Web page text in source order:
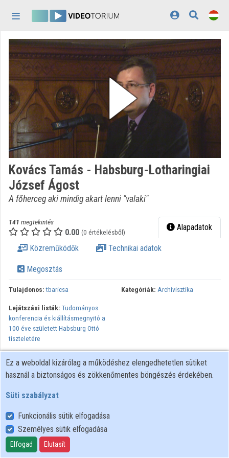
Kezdőlap
Bejelentkezés
Felfedezés
Kategóriák
Lejátszási listák
Intézmények
Közreműködők
Megjelenés:világos
Kovács Tamás - Habsburg-Lotharingiai
József Ágost
A főherceg aki mindig akart lenni "valaki"
141 megtekintés
0.00 (0 értékelésből) Alapadatok
Közreműködők Technikai adatok
Megosztás
Tulajdonos: tbaricsa Kategóriák: Archivisztika
Lejátszási listák: Tudományos
konferencia és kiállításmegnyitó a
100 éve született Habsburg Ottó
tiszteletére
Felhasználói szabályzat
Adatkezelési tájékoztató
Süti szabályzat
Ez a weboldal kizárólag a működéshez elengedhetetlen sütiket
használ a biztonságos és zökkenőmentes böngészés érdekében.
Süti szabályzat
Funkcionális sütik elfogadása
Személyes sütik elfogadása
Elfogad Elutasít